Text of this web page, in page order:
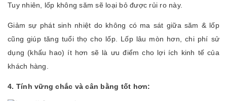
Tuy nhiên, lốp không săm sẽ loại bỏ được rủi ro này.
Giảm sự phát sinh nhiệt do không có ma sát giữa săm & lốp
cũng giúp tăng tuổi thọ cho lốp. Lốp lâu mòn hơn, chi phí sử
dụng (khấu hao) ít hơn sẽ là ưu điểm cho lợi ích kinh tế của
khách hàng.
4. Tính vững chắc và cân bằng tốt hơn: